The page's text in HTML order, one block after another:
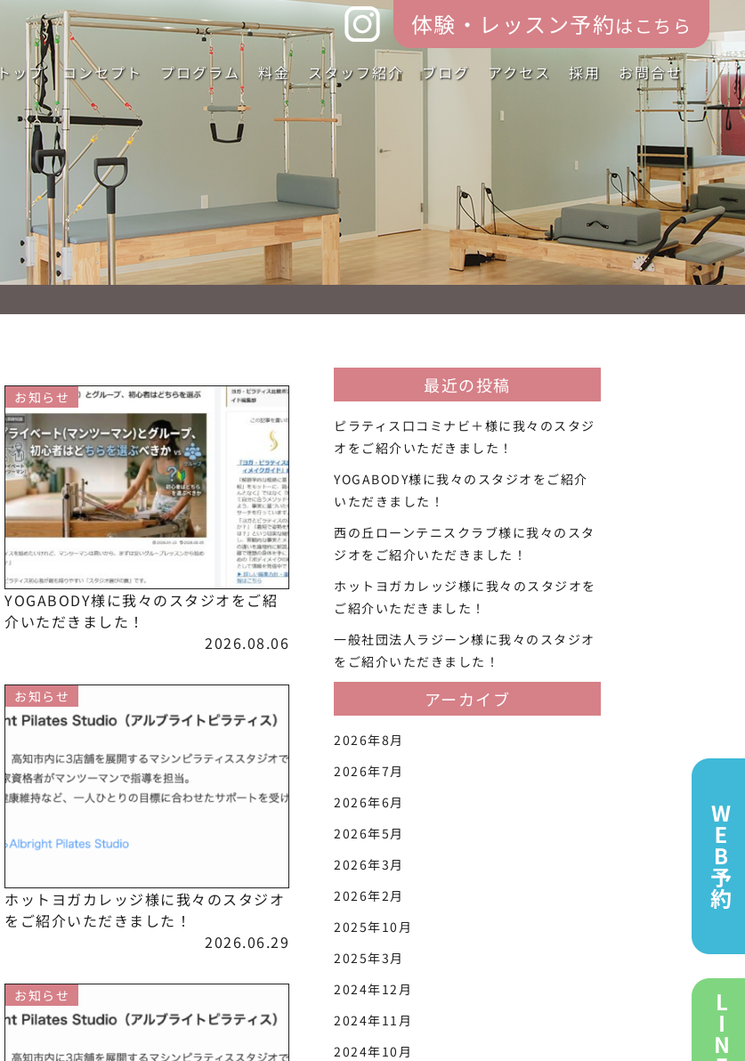
体験・レッスン予約はこちら
トップ コンセプト プログラム 料金 スタッフ紹介 ブログ アクセス 採用 お問合せ
お知らせ
YOGABODY様に我々のスタジオをご紹
介いただきました！
2026.08.06
お知らせ
ホットヨガカレッジ様に我々のスタジオ
をご紹介いただきました！
2026.06.29
お知らせ
最近の投稿
ピラティス口コミナビ＋様に我々のスタジ
オをご紹介いただきました！
YOGABODY様に我々のスタジオをご紹介
いただきました！
西の丘ローンテニスクラブ様に我々のスタ
ジオをご紹介いただきました！
ホットヨガカレッジ様に我々のスタジオを
ご紹介いただきました！
一般社団法人ラジーン様に我々のスタジオ
をご紹介いただきました！
アーカイブ
2026年8月
2026年7月
2026年6月
2026年5月
2026年3月
2026年2月
2025年10月
2025年3月
2024年12月
2024年11月
2024年10月